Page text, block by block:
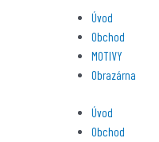
Úvod
Obchod
MOTIVY
Obrazárna
Úvod
Obchod